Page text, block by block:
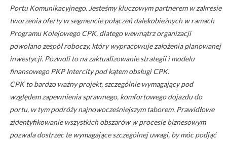
Portu Komunikacyjnego. Jesteśmy kluczowym partnerem w zakresie
tworzenia oferty w segmencie połączeń dalekobieżnych w ramach
Programu Kolejowego CPK, dlatego wewnątrz organizacji
powołano zespół roboczy, który wypracowuje założenia planowanej
inwestycji. Pozwoli to na zaktualizowanie strategii i modelu
finansowego PKP Intercity pod kątem obsługi CPK.
CPK to bardzo ważny projekt, szczególnie wymagający pod
względem zapewnienia sprawnego, komfortowego dojazdu do
portu, w tym podróży najnowocześniejszym taborem. Prawidłowe
zidentyfikowanie wszystkich obszarów w procesie biznesowym
pozwala dostrzec te wymagające szczególnej uwagi, by móc podjąć